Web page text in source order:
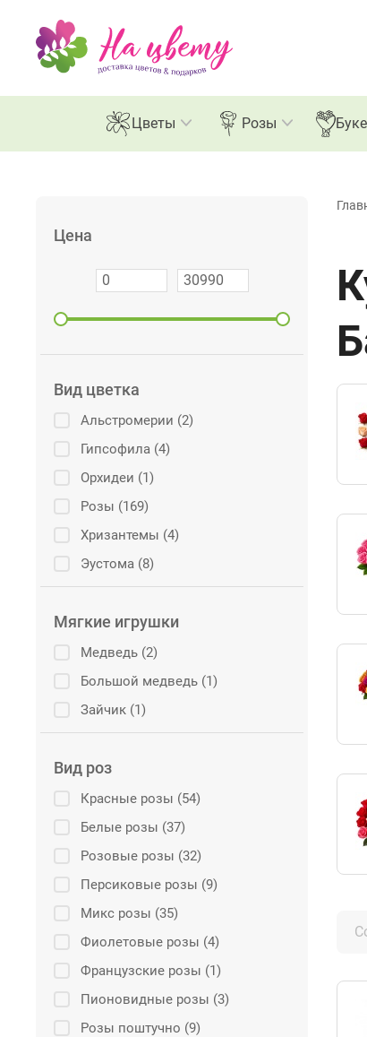
Цветы Розы
Цена
Вид цветка
Альстромерии (2)
Гипсофила (4)
Орхидеи (1)
Розы (169)
Хризантемы (4)
Эустома (8)
Мягкие игрушки
Медведь (2)
Большой медведь (1)
Зайчик (1)
Вид роз
Красные розы (54)
Белые розы (37)
Розовые розы (32)
Персиковые розы (9)
Микс розы (35)
Фиолетовые розы (4)
Французские розы (1)
Пионовидные розы (3)
Розы поштучно (9)